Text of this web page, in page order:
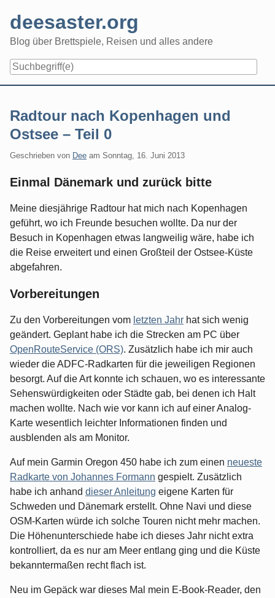
content
deesaster.org
Blog über Brettspiele, Reisen und alles andere
Radtour nach Kopenhagen und
Ostsee – Teil 0
Geschrieben von Dee am Sonntag, 16. Juni 2013
Einmal Dänemark und zurück bitte
Meine diesjährige Radtour hat mich nach Kopenhagen
geführt, wo ich Freunde besuchen wollte. Da nur der
Besuch in Kopenhagen etwas langweilig wäre, habe ich
die Reise erweitert und einen Großteil der Ostsee-Küste
abgefahren.
Vorbereitungen
Zu den Vorbereitungen vom letzten Jahr hat sich wenig
geändert. Geplant habe ich die Strecken am PC über
OpenRouteService (ORS). Zusätzlich habe ich mir auch
wieder die ADFC-Radkarten für die jeweiligen Regionen
besorgt. Auf die Art konnte ich schauen, wo es interessante
Sehenswürdigkeiten oder Städte gab, bei denen ich Halt
machen wollte. Nach wie vor kann ich auf einer Analog-
Karte wesentlich leichter Informationen finden und
ausblenden als am Monitor.
Auf mein Garmin Oregon 450 habe ich zum einen neueste
Radkarte von Johannes Formann gespielt. Zusätzlich
habe ich anhand dieser Anleitung eigene Karten für
Schweden und Dänemark erstellt. Ohne Navi und diese
OSM-Karten würde ich solche Touren nicht mehr machen.
Die Höhenunterschiede habe ich dieses Jahr nicht extra
kontrolliert, da es nur am Meer entlang ging und die Küste
bekanntermaßen recht flach ist.
Neu im Gepäck war dieses Mal mein E-Book-Reader, den